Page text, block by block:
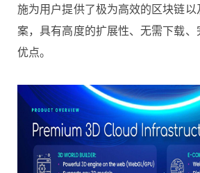
施为用户提供了极为高效的区块链以
案，具有高度的扩展性、无需下载、
优点。